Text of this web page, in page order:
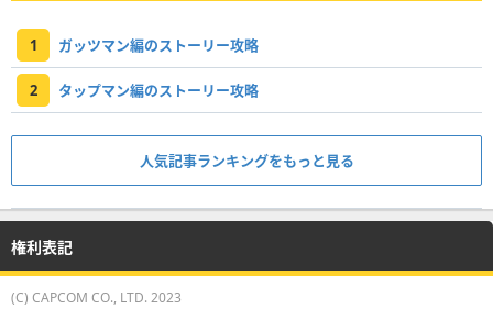
1 ガッツマン編のストーリー攻略
2 タップマン編のストーリー攻略
人気記事ランキングをもっと見る
権利表記
(C) CAPCOM CO., LTD. 2023